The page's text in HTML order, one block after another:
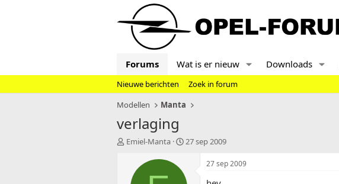
Forums Wat is er nieuw Downloads
Nieuwe berichten
Zoek in forum
Modellen
Manta
verlaging
T
Emiel-Manta
S
27 sep 2009
27 sep 2009